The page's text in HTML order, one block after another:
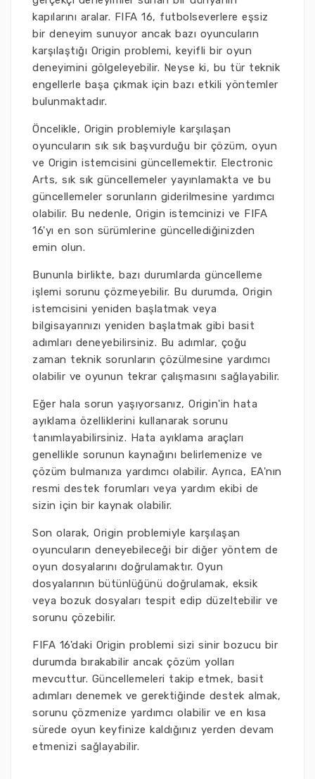
kapılarını aralar. FIFA 16, futbolseverlere eşsiz
bir deneyim sunuyor ancak bazı oyuncuların
karşılaştığı Origin problemi, keyifli bir oyun
deneyimini gölgeleyebilir. Neyse ki, bu tür teknik
engellerle başa çıkmak için bazı etkili yöntemler
bulunmaktadır.
Öncelikle, Origin problemiyle karşılaşan
oyuncuların sık sık başvurduğu bir çözüm, oyun
ve Origin istemcisini güncellemektir. Electronic
Arts, sık sık güncellemeler yayınlamakta ve bu
güncellemeler sorunların giderilmesine yardımcı
olabilir. Bu nedenle, Origin istemcinizi ve FIFA
16'yı en son sürümlerine güncellediğinizden
emin olun.
Bununla birlikte, bazı durumlarda güncelleme
işlemi sorunu çözmeyebilir. Bu durumda, Origin
istemcisini yeniden başlatmak veya
bilgisayarınızı yeniden başlatmak gibi basit
adımları deneyebilirsiniz. Bu adımlar, çoğu
zaman teknik sorunların çözülmesine yardımcı
olabilir ve oyunun tekrar çalışmasını sağlayabilir.
Eğer hala sorun yaşıyorsanız, Origin'in hata
ayıklama özelliklerini kullanarak sorunu
tanımlayabilirsiniz. Hata ayıklama araçları
genellikle sorunun kaynağını belirlemenize ve
çözüm bulmanıza yardımcı olabilir. Ayrıca, EA'nın
resmi destek forumları veya yardım ekibi de
sizin için bir kaynak olabilir.
Son olarak, Origin problemiyle karşılaşan
oyuncuların deneyebileceği bir diğer yöntem de
oyun dosyalarını doğrulamaktır. Oyun
dosyalarının bütünlüğünü doğrulamak, eksik
veya bozuk dosyaları tespit edip düzeltebilir ve
sorunu çözebilir.
FIFA 16'daki Origin problemi sizi sinir bozucu bir
durumda bırakabilir ancak çözüm yolları
mevcuttur. Güncellemeleri takip etmek, basit
adımları denemek ve gerektiğinde destek almak,
sorunu çözmenize yardımcı olabilir ve en kısa
sürede oyun keyfinize kaldığınız yerden devam
etmenizi sağlayabilir.